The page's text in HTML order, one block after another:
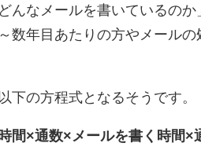
んなメールを書いているの
数年目あたりの方やメール
下の方程式となるそうです。
間×通数×メールを書く時間×